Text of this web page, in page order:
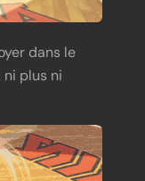
dans le
plus ni